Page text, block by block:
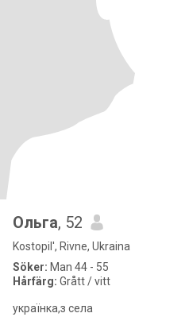
Ольга, 52
Kostopil', Rivne, Ukraina
Söker: Man 44 - 55
Hårfärg: Grått / vitt
українка,з села